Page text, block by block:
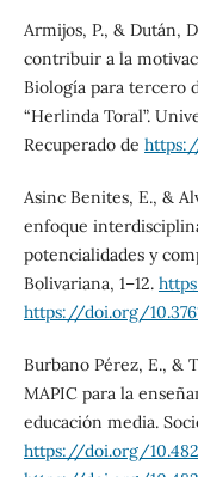
Armijos, P., & Dután,
contribuir a la
Biología para tercero
“Herlinda Toral”.
Recuperado de
Asinc Benites, E., &
enfoque
potencialidades y
Bolivariana, 1–12.
https://doi.org/
Burbano Pérez, E., &
MAPIC para la
educación media.
https://doi.org/